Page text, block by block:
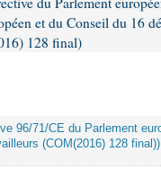
et du Conseil du 16
128 final)
96/71/CE du Parlement
(COM(2016) 128 final))